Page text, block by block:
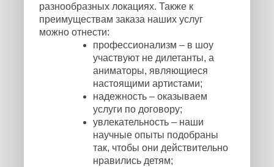
разнообразных локациях. Также к
преимуществам заказа наших услуг
можно отнести:
профессионализм – в шоу
участвуют не дилетанты, а
аниматоры, являющиеся
настоящими артистами;
надежность – оказываем
услуги по договору;
увлекательность – наши
научные опыты подобраны
так, чтобы они действительно
нравились детям;